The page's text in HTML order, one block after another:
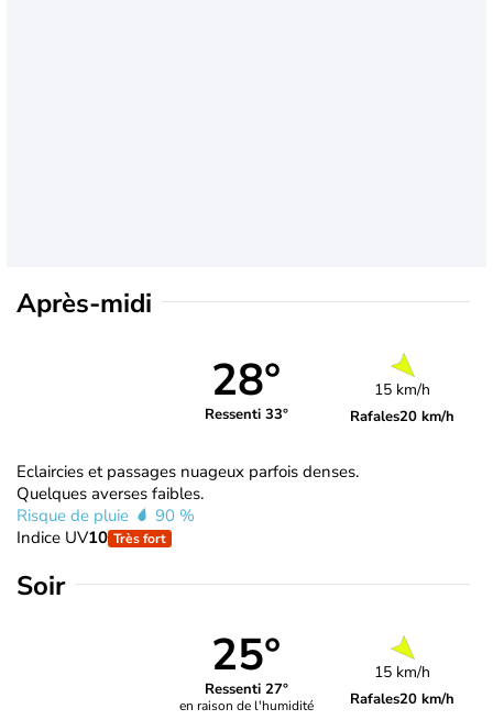
Après-midi
28°
Ressenti 33°
15 km/h
Rafales20 km/h
Eclaircies et passages nuageux parfois denses.
Quelques averses faibles.
Risque de pluie
90 %
Indice UV10 Très fort
Soir
25°
Ressenti 27°
en raison de l'humidité
15 km/h
Rafales20 km/h